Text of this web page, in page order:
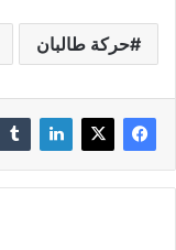
حركة طالبان